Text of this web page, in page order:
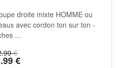
.99 €
.99€
droite mixte HOMME ou
avec cordon ton sur ton -
...